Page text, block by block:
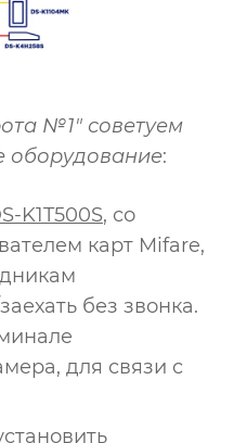
№1" советуем
оборудование:
K1T500S, со
карт Mifare,
без звонка.
для связи с